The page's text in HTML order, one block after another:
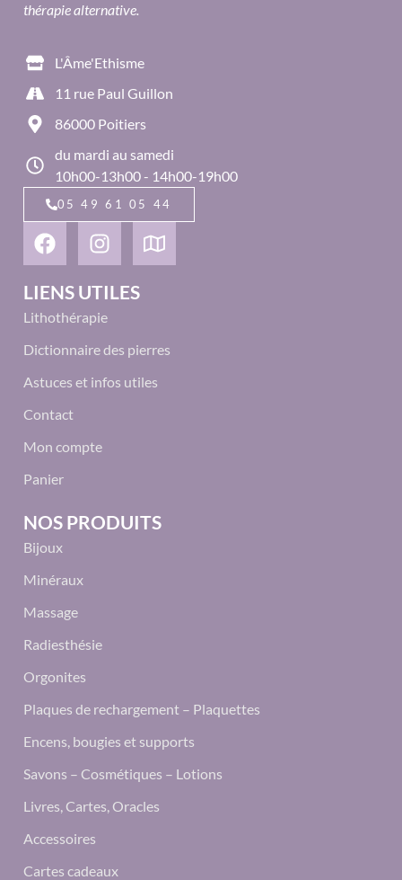
thérapie alternative.
L'Âme'Ethisme
11 rue Paul Guillon
86000 Poitiers
du mardi au samedi
10h00-13h00 - 14h00-19h00
05 49 61 05 44
LIENS UTILES
Lithothérapie
Dictionnaire des pierres
Astuces et infos utiles
Contact
Mon compte
Panier
NOS PRODUITS
Bijoux
Minéraux
Massage
Radiesthésie
Orgonites
Plaques de rechargement – Plaquettes
Encens, bougies et supports
Savons – Cosmétiques – Lotions
Livres, Cartes, Oracles
Accessoires
Cartes cadeaux